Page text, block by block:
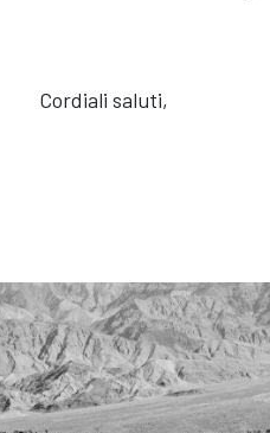
Cordiali saluti,